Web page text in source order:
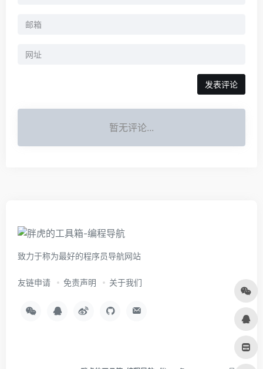
暂无评论...
致力于称为最好的程序员导航网站
友链申请 免责声明 关于我们